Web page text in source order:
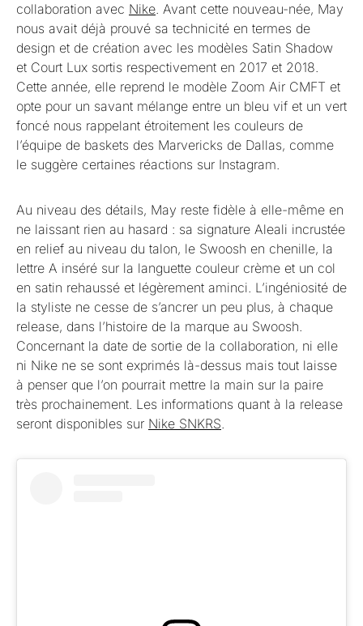
collaboration avec Nike. Avant cette nouveau-née, May
nous avait déjà prouvé sa technicité en termes de
design et de création avec les modèles Satin Shadow
et Court Lux sortis respectivement en 2017 et 2018.
Cette année, elle reprend le modèle Zoom Air CMFT et
opte pour un savant mélange entre un bleu vif et un vert
foncé nous rappelant étroitement les couleurs de
l’équipe de baskets des Marvericks de Dallas, comme
le suggère certaines réactions sur Instagram.
Au niveau des détails, May reste fidèle à elle-même en
ne laissant rien au hasard : sa signature Aleali incrustée
en relief au niveau du talon, le Swoosh en chenille, la
lettre A inséré sur la languette couleur crème et un col
en satin rehaussé et légèrement aminci. L’ingéniosité de
la styliste ne cesse de s’ancrer un peu plus, à chaque
release, dans l’histoire de la marque au Swoosh.
Concernant la date de sortie de la collaboration, ni elle
ni Nike ne se sont exprimés là-dessus mais tout laisse
à penser que l’on pourrait mettre la main sur la paire
très prochainement. Les informations quant à la release
seront disponibles sur Nike SNKRS.